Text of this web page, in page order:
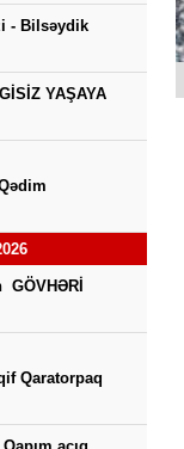
- Bilsəydik
YAŞAYA
GÖVHƏRİ
Qaratorpaq